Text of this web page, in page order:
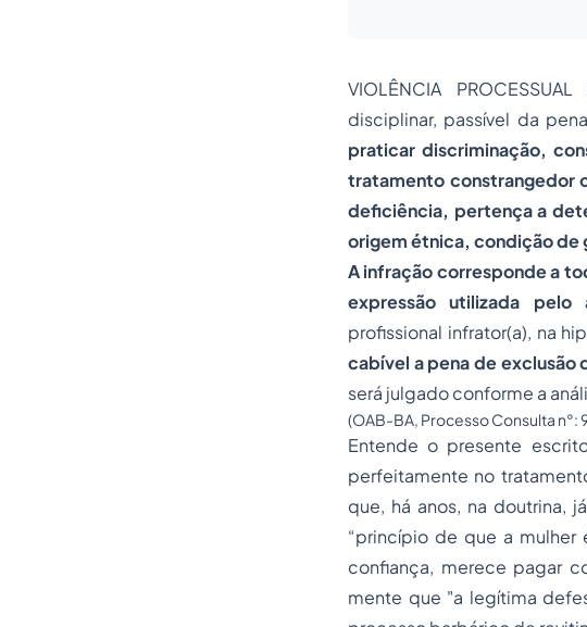
VIOLÊNCIA
disciplinar, passível da
praticar discriminação,
tratamento constrangedor
deficiência, pertença a
origem étnica, condição de
A infração corresponde a
expressão utilizada pelo
profissional infrator(a), na
cabível a pena de exclusão
será julgado conforme a
(OAB-BA, Processo Consulta
Entende o presente
perfeitamente no
que, há anos, na doutrina,
“princípio de que a
confiança, merece pagar
mente que "a legítima